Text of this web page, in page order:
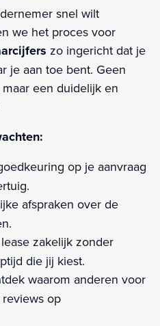
snel wilt
we het proces voor
zo ingericht dat je
je aan toe bent. Geen
een duidelijk en
op je aanvraag
afspraken over de
zakelijk zonder
die jij kiest.
waarom anderen voor
op